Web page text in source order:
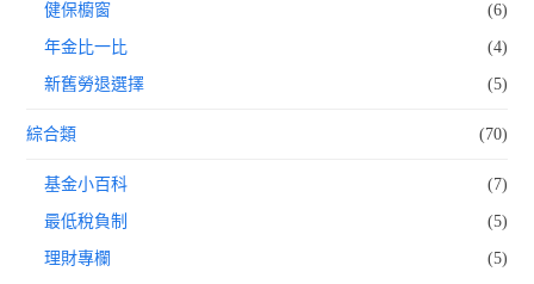
健保櫥窗 (6)
年金比一比 (4)
新舊勞退選擇 (5)
綜合類 (70)
基金小百科 (7)
最低稅負制 (5)
理財專欄 (5)